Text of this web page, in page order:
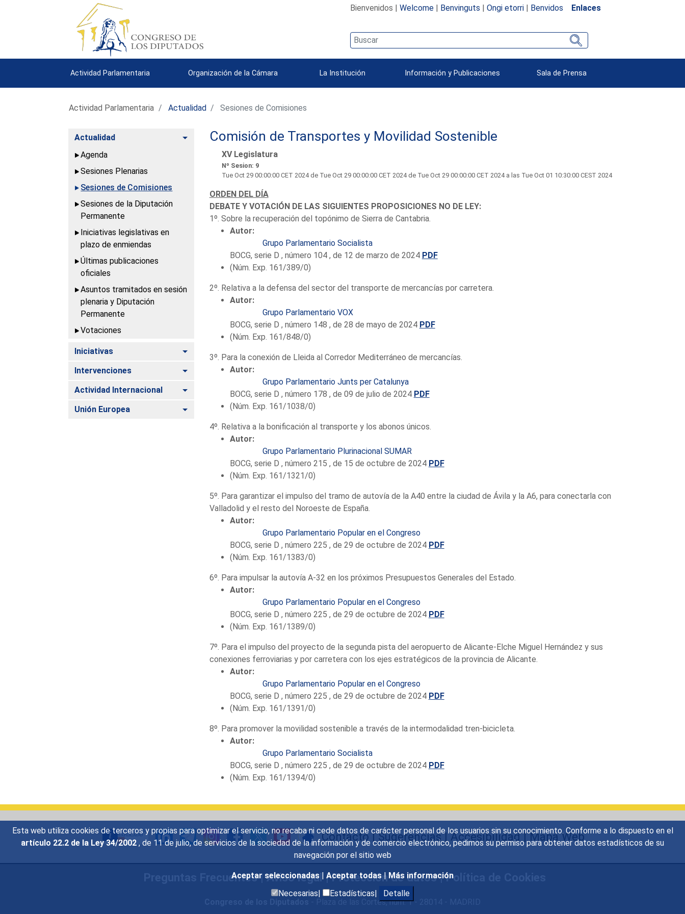
Esta web utiliza cookies de terceros y propias para optimizar el servicio, no recaba ni cede datos de carácter personal de los usuarios sin su conocimiento. Conforme a lo dispuesto en el
artículo 22.2 de la Ley 34/2002 , de 11 de julio, de servicios de la sociedad de la información y de comercio electrónico, pedimos su permiso para obtener datos estadísticos de su
navegación por el sitio web
Aceptar seleccionadas | Aceptar todas | Más información
Necesarias|
Estadísticas| Detalle
Bienvenidos | Welcome| Benvinguts | Ongi etorri| Benvidos Enlaces
Actividad Parlamentaria Organización de la Cámara La Institución Información y Publicaciones Sala de Prensa
Actividad Parlamentaria Actualidad Sesiones de Comisiones
Actualidad
Alternar
Agenda
Sesiones Plenarias
Sesiones de Comisiones
Sesiones de la Diputación
Permanente
Iniciativas legislativas en
plazo de enmiendas
Últimas publicaciones
oficiales
Asuntos tramitados en sesión
plenaria y Diputación
Permanente
Votaciones
Iniciativas Alternar
Intervenciones Alternar
Actividad Internacional Alternar
Unión Europea Alternar
Comisión de Transportes y Movilidad Sostenible
XV Legislatura
Nº Sesion: 9
Tue Oct 29 00:00:00 CET 2024de Tue Oct 29 00:00:00 CET 2024 de Tue Oct 29 00:00:00 CET 2024 a las Tue Oct 01 10:30:00 CEST 2024
ORDEN DEL DÍA
DEBATE Y VOTACIÓN DE LAS SIGUIENTES PROPOSICIONES NO DE LEY:
1º. Sobre la recuperación del topónimo de Sierra de Cantabria.
Autor:
Grupo Parlamentario Socialista
BOCG, serie D , número 104 , de 12 de marzo de 2024 PDF
(Núm. Exp. 161/389/0)
2º. Relativa a la defensa del sector del transporte de mercancías por carretera.
Autor:
Grupo Parlamentario VOX
BOCG, serie D , número 148 , de 28 de mayo de 2024 PDF
(Núm. Exp. 161/848/0)
3º. Para la conexión de Lleida al Corredor Mediterráneo de mercancías.
Autor:
Grupo Parlamentario Junts per Catalunya
BOCG, serie D , número 178 , de 09 de julio de 2024 PDF
(Núm. Exp. 161/1038/0)
4º. Relativa a la bonificación al transporte y los abonos únicos.
Autor:
Grupo Parlamentario Plurinacional SUMAR
BOCG, serie D , número 215 , de 15 de octubre de 2024 PDF
(Núm. Exp. 161/1321/0)
5º. Para garantizar el impulso del tramo de autovía de la A40 entre la ciudad de Ávila y la A6, para conectarla con
Valladolid y el resto del Noroeste de España.
Autor:
Grupo Parlamentario Popular en el Congreso
BOCG, serie D , número 225 , de 29 de octubre de 2024 PDF
(Núm. Exp. 161/1383/0)
6º. Para impulsar la autovía A-32 en los próximos Presupuestos Generales del Estado.
Autor:
Grupo Parlamentario Popular en el Congreso
BOCG, serie D , número 225 , de 29 de octubre de 2024 PDF
(Núm. Exp. 161/1389/0)
7º. Para el impulso del proyecto de la segunda pista del aeropuerto de Alicante-Elche Miguel Hernández y sus
conexiones ferroviarias y por carretera con los ejes estratégicos de la provincia de Alicante.
Autor:
Grupo Parlamentario Popular en el Congreso
BOCG, serie D , número 225 , de 29 de octubre de 2024 PDF
(Núm. Exp. 161/1391/0)
8º. Para promover la movilidad sostenible a través de la intermodalidad tren-bicicleta.
Autor:
Grupo Parlamentario Socialista
BOCG, serie D , número 225 , de 29 de octubre de 2024 PDF
(Núm. Exp. 161/1394/0)
Contacto|Sugerencias|Accesibilidad|Mapa Web
Preguntas Frecuentes|Aviso legal|Protección de datos|Política de Cookies
- Plaza de las Cortes, núm. 1 - 28014 - MADRID